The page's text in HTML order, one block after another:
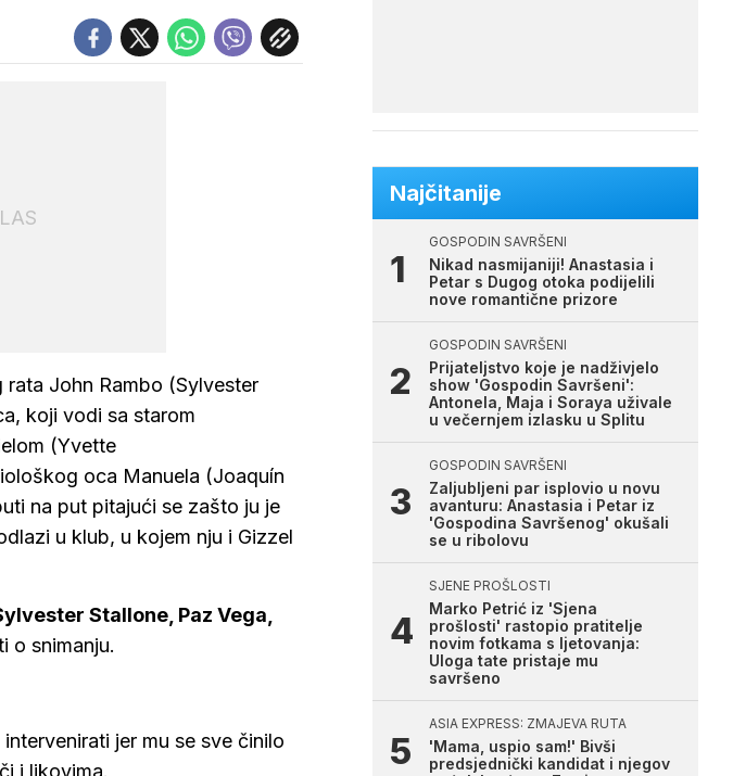
John Rambo (Sylvester
koji vodi sa starom
(Yvette
oca Manuela (Joaquín
na put pitajući se zašto ju je
u klub, u kojem nju i Gizzel
Stallone, Paz Vega,
o snimanju.
jer mu se sve činilo
i likovima.
Najčitanije
GOSPODIN SAVRŠENI
Nikad nasmijaniji! Anastasia i
Petar s Dugog otoka podijelili
nove romantične prizore
GOSPODIN SAVRŠENI
Prijateljstvo koje je nadživjelo
show 'Gospodin Savršeni':
Antonela, Maja i Soraya uživale
u večernjem izlasku u Splitu
GOSPODIN SAVRŠENI
Zaljubljeni par isplovio u novu
avanturu: Anastasia i Petar iz
'Gospodina Savršenog' okušali
se u ribolovu
SJENE PROŠLOSTI
Marko Petrić iz 'Sjena
prošlosti' rastopio pratitelje
novim fotkama s ljetovanja:
Uloga tate pristaje mu
savršeno
ASIA EXPRESS: ZMAJEVA RUTA
'Mama, uspio sam!' Bivši
predsjednički kandidat i njegov